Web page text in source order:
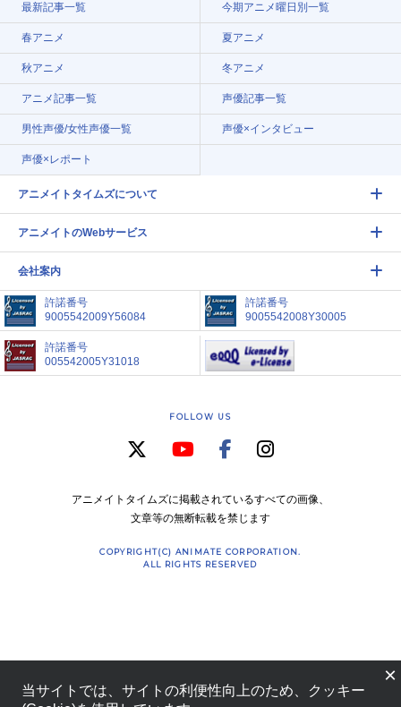
最新記事一覧 今期アニメ曜日別一覧
春アニメ 夏アニメ
秋アニメ 冬アニメ
アニメ記事一覧 声優記事一覧
男性声優/女性声優一覧 声優×インタビュー
声優×レポート
アニメイトタイムズについて
アニメイトのWebサービス
会社案内
許諾番号
9005542009Y56084
許諾番号
9005542008Y30005
許諾番号
005542005Y31018
FOLLOW US
アニメイトタイムズに掲載されているすべての画像、
文章等の無断転載を禁じます
COPYRIGHT(C) ANIMATE CORPORATION.
ALL RIGHTS RESERVED
×
当サイトでは、サイトの利便性向上のため、クッキー